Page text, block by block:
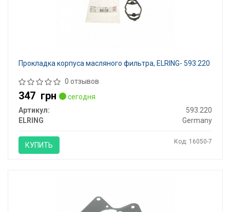
Прокладка корпуса масляного фильтра, ELRING- 593.220
0 отзывов
347 грн
сегодня
Артикул:
593.220
ELRING
Germany
КУПИТЬ Код: 16050-7